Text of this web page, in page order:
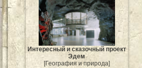
Интересный и сказочный проект
Эдем
[География и природа]